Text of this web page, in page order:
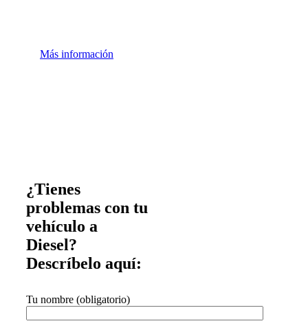
Más información
¿Tienes
problemas con tu
vehículo a
Diesel?
Descríbelo aquí:
Tu nombre (obligatorio)